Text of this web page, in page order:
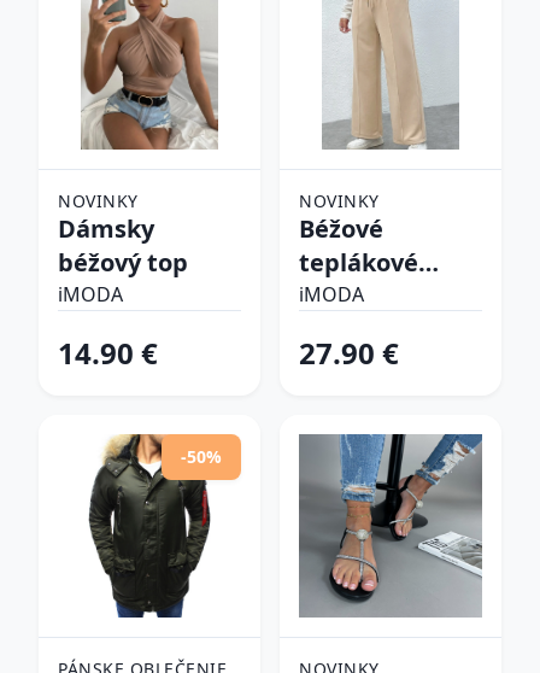
NOVINKY
Dámsky
béžový top
iMODA
14.90 €
NOVINKY
Béžové
teplákové
nohavice
iMODA
27.90 €
-50%